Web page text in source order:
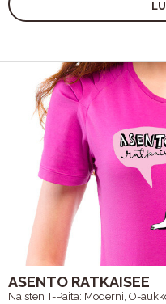
ASENTO RATKAISEE
Naisten T-Paita: Moderni, O-